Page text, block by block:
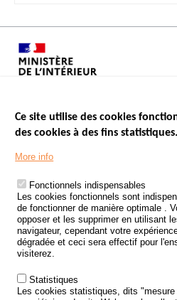
Menu
Footer
LES SITES PUBLICS
ÉTAT DE L’INSÉCURITÉ ROUTIÈRE
TRAITEMENT DES DONNÉES
LA ROUTE
ETUDES ET RECHERCHES
APPEL À PROJETS
POLITIQUE DE SÉCURITÉ ROUTIÈRE
Ce site utilise des cookies
des cookies à des fins statistiques.
More info
Fonctionnels indispensables
Les cookies fonctionnels sont
de fonctionner de manière optimale .
opposer et les supprimer en utilisant
navigateur, cependant votre
dégradée et ceci sera effectif pour
visiterez.
Statistiques
Les cookies statistiques, dits